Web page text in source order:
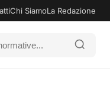
Chi SiamoLa Redazione